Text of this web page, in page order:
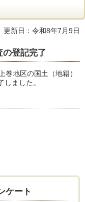
更新日：令和8年7月9日
登記完了
地区の国土（地籍）
ました。
ケート